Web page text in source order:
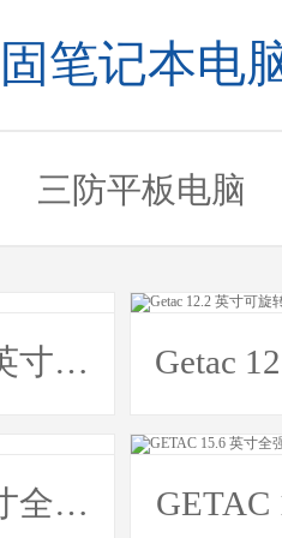
笔记本电
三防平板电脑
寸強
Getac 12.2 英寸可旋
全强
GETAC 15.6 英寸全